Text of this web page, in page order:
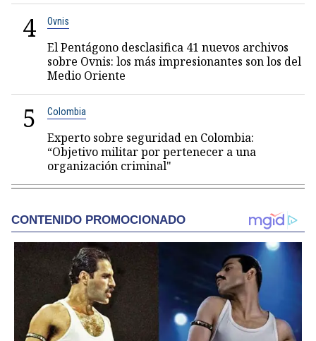
4 Ovnis
El Pentágono desclasifica 41 nuevos archivos
sobre Ovnis: los más impresionantes son los del
Medio Oriente
5 Colombia
Experto sobre seguridad en Colombia:
“Objetivo militar por pertenecer a una
organización criminal"